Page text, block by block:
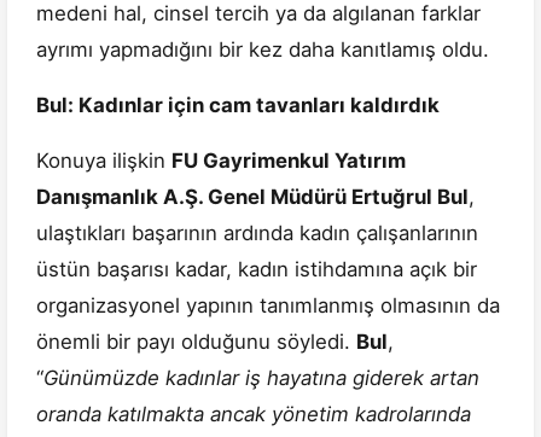
medeni hal, cinsel tercih ya da algılanan farklar
ayrımı yapmadığını bir kez daha kanıtlamış oldu.
Bul: Kadınlar için cam tavanları kaldırdık
Konuya ilişkin FU Gayrimenkul Yatırım
Danışmanlık A.Ş. Genel Müdürü Ertuğrul Bul,
ulaştıkları başarının ardında kadın çalışanlarının
üstün başarısı kadar, kadın istihdamına açık bir
organizasyonel yapının tanımlanmış olmasının da
önemli bir payı olduğunu söyledi. Bul,
“Günümüzde kadınlar iş hayatına giderek artan
oranda katılmakta ancak yönetim kadrolarında